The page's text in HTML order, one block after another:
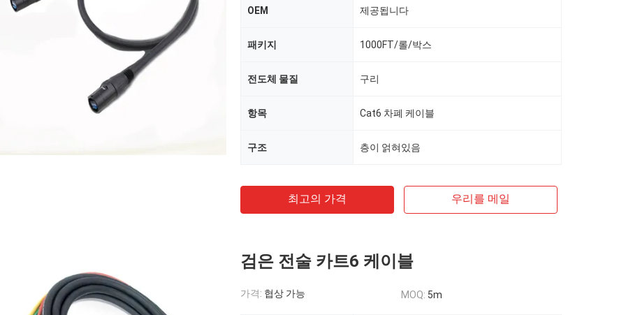
OEM 제공됩니다
패키지 1000FT/롤/박스
전도체 물질 구리
항목 Cat6 차폐 케이블
구조 층이 얽혀있음
최고의 가격 우리를 메일
검은 전술 카트6 케이블
가격: 협상 가능 MOQ: 5m